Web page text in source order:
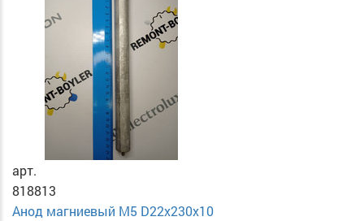
арт.
818813
Анод магниевый М5 D22х230х10